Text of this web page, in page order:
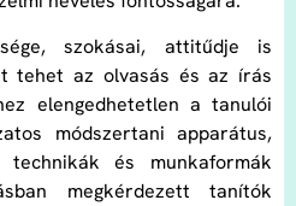
szokásai, attitűdje is
tehet az olvasás és az írás
elengedhetetlen a tanulói
módszertani apparátus,
és munkaformák
megkérdezett tanítók